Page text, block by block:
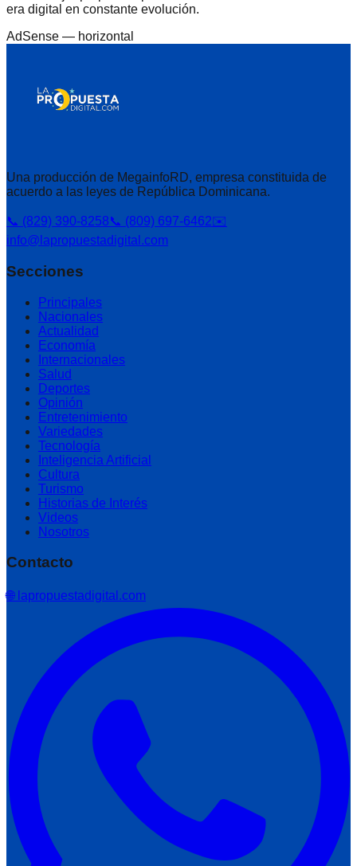
era digital en constante evolución.
AdSense — horizontal
Una producción de MegainfoRD, empresa constituida de
acuerdo a las leyes de República Dominicana.
📞 (829) 390-8258📞 (809) 697-6462✉️
info@lapropuestadigital.com
Secciones
Principales
Nacionales
Actualidad
Economía
Internacionales
Salud
Deportes
Opinión
Entretenimiento
Variedades
Tecnología
Inteligencia Artificial
Cultura
Turismo
Historias de Interés
Videos
Nosotros
Contacto
🌐 lapropuestadigital.com